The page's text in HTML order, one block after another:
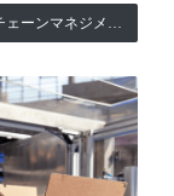
サプライチェーンマネジメント